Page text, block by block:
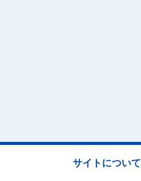
サイトについて